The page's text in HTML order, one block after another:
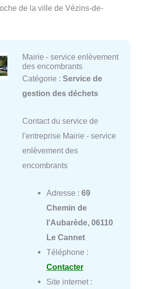
de la ville de Vézins-de-
Mairie - service enlèvement
des encombrants
Catégorie : Service de
gestion des déchets
Contact du service de
l'entreprise Mairie - service
enlèvement des
encombrants
Adresse : 69
Chemin de
l'Aubarède, 06110
Le Cannet
Téléphone :
Contacter
Site internet :